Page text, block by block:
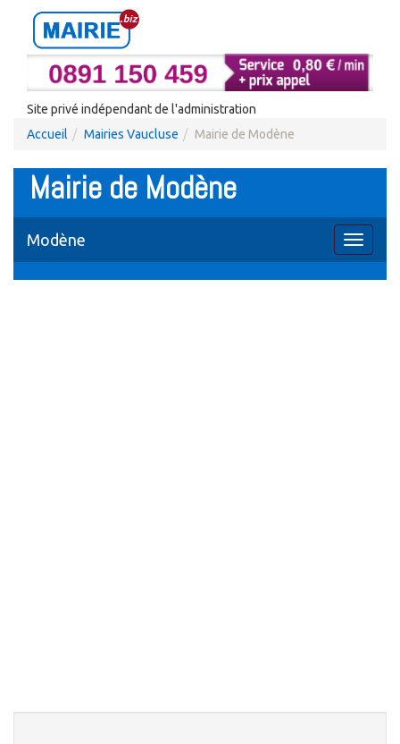
Site privé indépendant de l'administration
Accueil
Mairies Vaucluse Mairie de Modène
Mairie de Modène
Toggle
Modène